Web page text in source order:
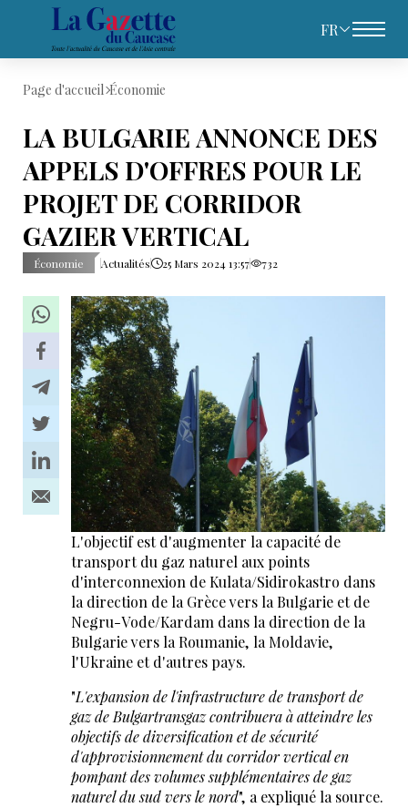
FR
Page d'accueil Économie
LA BULGARIE ANNONCE DES
APPELS D'OFFRES POUR LE
PROJET DE CORRIDOR
GAZIER VERTICAL
Économie Actualités 25 Mars 2024 13:57 732
L'objectif est d'augmenter la capacité de
transport du gaz naturel aux points
d'interconnexion de Kulata/Sidirokastro dans
la direction de la Grèce vers la Bulgarie et de
Negru-Vode/Kardam dans la direction de la
Bulgarie vers la Roumanie, la Moldavie,
l'Ukraine et d'autres pays.
"L'expansion de l'infrastructure de transport de
gaz de Bulgartransgaz contribuera à atteindre les
objectifs de diversification et de sécurité
d'approvisionnement du corridor vertical en
pompant des volumes supplémentaires de gaz
naturel du sud vers le nord", a expliqué la source.